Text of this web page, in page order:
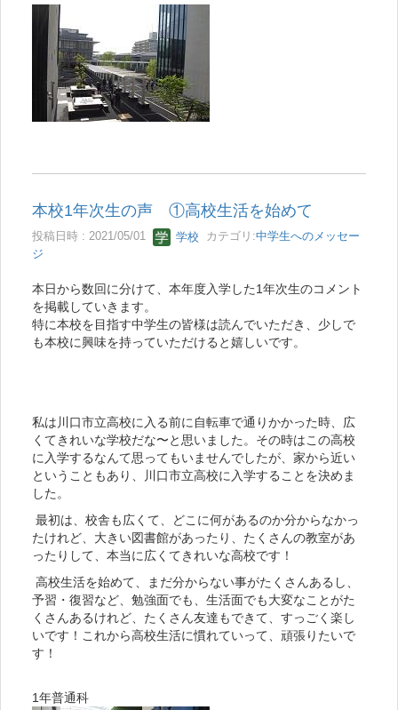
本校1年次生の声 ①高校生活を始めて
投稿日時 : 2021/05/01 学校 カテゴリ:中学生へのメッセー
ジ
本日から数回に分けて、本年度入学した1年次生のコメント
を掲載していきます。
特に本校を目指す中学生の皆様は読んでいただき、少しで
も本校に興味を持っていただけると嬉しいです。
私は川口市立高校に入る前に自転車で通りかかった時、広
くてきれいな学校だな〜と思いました。その時はこの高校
に入学するなんて思ってもいませんでしたが、家から近い
ということもあり、川口市立高校に入学することを決めま
した。
最初は、校舎も広くて、どこに何があるのか分からなかっ
たけれど、大きい図書館があったり、たくさんの教室があ
ったりして、本当に広くてきれいな高校です！
高校生活を始めて、まだ分からない事がたくさんあるし、
予習・復習など、勉強面でも、生活面でも大変なことがた
くさんあるけれど、たくさん友達もできて、すっごく楽し
いです！これから高校生活に慣れていって、頑張りたいで
す！
1年普通科